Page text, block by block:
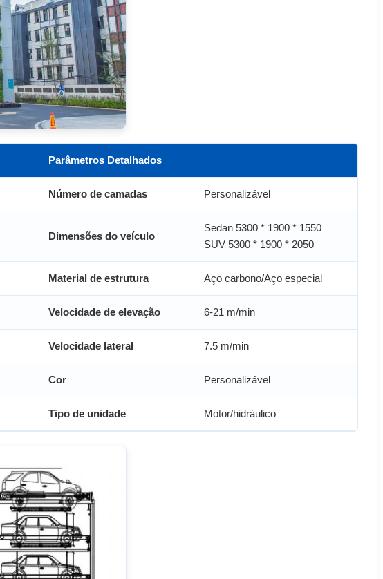
Parâmetros Detalhados
Número de camadas Personalizável
Dimensões do veículo
Sedan 5300 * 1900 * 1550
SUV 5300 * 1900 * 2050
Material de estrutura Aço carbono/Aço especial
Velocidade de elevação 6-21 m/min
Velocidade lateral 7.5 m/min
Cor Personalizável
Tipo de unidade Motor/hidráulico